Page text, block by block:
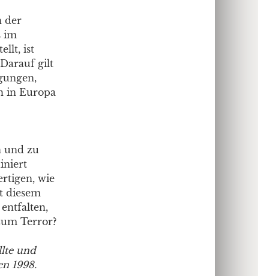
der
im
ist
gilt
in Europa
und zu
wie
diesem
Terror?
und
1998.